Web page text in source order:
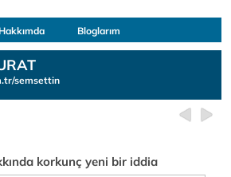
Hakkımda Bloglarım
semsettin
korkunç yeni bir iddia